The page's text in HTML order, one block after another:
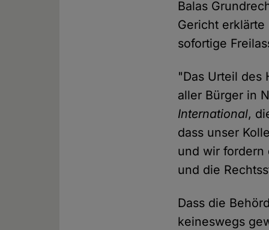
Balas
Gericht
sofortige
"Das Urteil des
aller Bürger in
International,
dass unser
und wir fordern
und die
Dass die
keineswegs